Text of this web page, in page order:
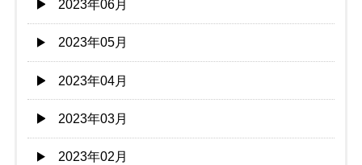
2023年06月
2023年05月
2023年04月
2023年03月
2023年02月